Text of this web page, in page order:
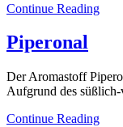
Continue Reading
Piperonal
Der Aromastoff
Aufgrund des
Continue Reading